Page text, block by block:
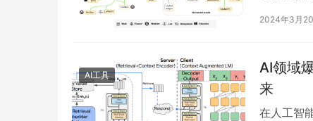
规模数据
2024年3月
AI工具
AI领域
来
在人工智